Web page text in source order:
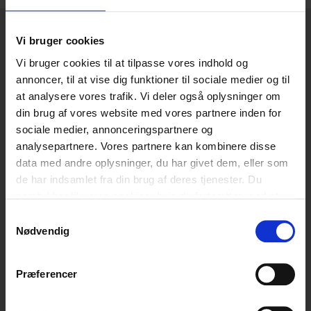
Vi bruger cookies
Vi bruger cookies til at tilpasse vores indhold og
annoncer, til at vise dig funktioner til sociale medier og til
at analysere vores trafik. Vi deler også oplysninger om
din brug af vores website med vores partnere inden for
sociale medier, annonceringspartnere og
analysepartnere. Vores partnere kan kombinere disse
data med andre oplysninger, du har givet dem, eller som
de har indsamlet fra din brug af deres tjenester. Du
Nødvendig
Præferencer
Signe Sandfeld Hansen
Seniorkonsulent med fokus på digital ungerådgivning
og fællesskaber
rådgivning, børns digitale vaner, digital dannelse og